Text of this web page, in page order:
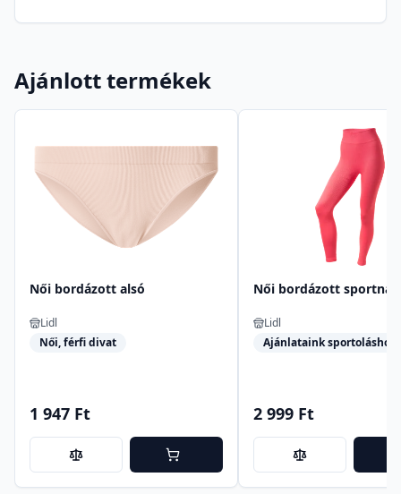
Ajánlott termékek
Női bordázott alsó
Lidl
Női, férfi divat
1 947 Ft
Női bordázott
Lidl
Ajánlataink sportoláshoz
2 999 Ft